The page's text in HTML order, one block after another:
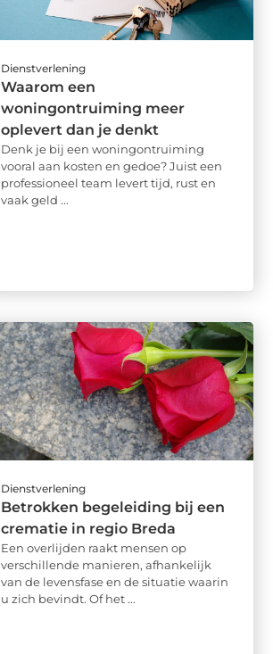
Dienstverlening
Waarom een
woningontruiming meer
oplevert dan je denkt
Denk je bij een woningontruiming
vooral aan kosten en gedoe? Juist een
professioneel team levert tijd, rust en
vaak geld ...
Dienstverlening
Betrokken begeleiding bij een
crematie in regio Breda
Een overlijden raakt mensen op
verschillende manieren, afhankelijk
van de levensfase en de situatie waarin
u zich bevindt. Of het ...